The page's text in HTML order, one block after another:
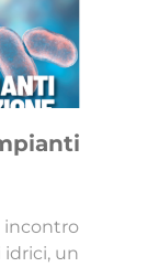
incontro
un